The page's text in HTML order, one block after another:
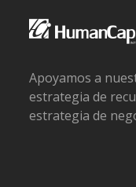
Apoyamos a
estrategia de
estrategia de